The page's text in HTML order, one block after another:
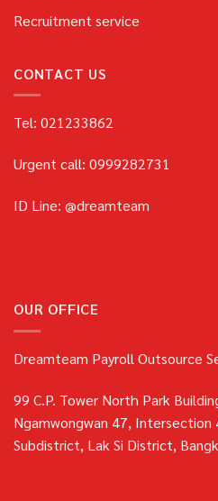
Recruitment service
CONTACT US
Tel: 021233862
Urgent call: 0999282731
ID Line: @dreamteam
OUR OFFICE
Dreamteam Payroll Outsource
99 C.P. Tower North Park
Ngamwongwan 47, Intersection
Subdistrict, Lak Si District,